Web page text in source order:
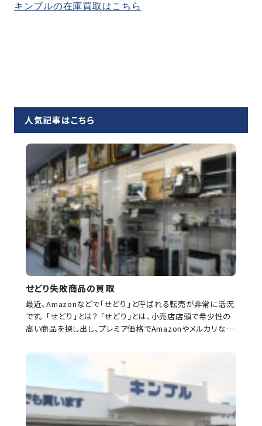
キンブルの在庫買取はこちら
人気記事はこちら
せどり失敗商品の買取
最近、Amazonなどで「せどり」と呼ばれる転売が非常に活況
です。 「せどり」とは？ 「せどり」とは、小売店店頭で希少性の
高い商品を探し出し、プレミア価格でAmazonやメルカリなど